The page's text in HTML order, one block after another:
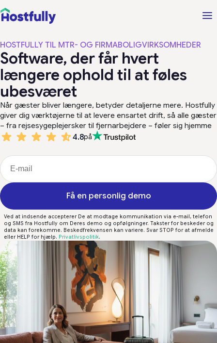
HOSTFULLY TIL MTR- OG FIRMABOLIGVIRKSOMHEDER
Software, der får hvert
længere ophold til at føles
ubesværet
Når gæster bliver længere, betyder detaljerne mere. Hostfully
giver dig værktøjerne til at levere ensartet drift, så alle gæster
– fra rejsesygeplejersker til fjernarbejdere – føler sig hjemme
4.8på
Få en personlig demo
Ved at indsende accepterer De at modtage kommunikation via e-mail, telefon
og SMS fra Hostfully om Deres demo og opfølgninger. Takster for beskeder og
data kan forekomme. Beskedfrekvensen kan variere. Svar STOP for at afmelde
eller HELP for hjælp. Privatlivspolitik.